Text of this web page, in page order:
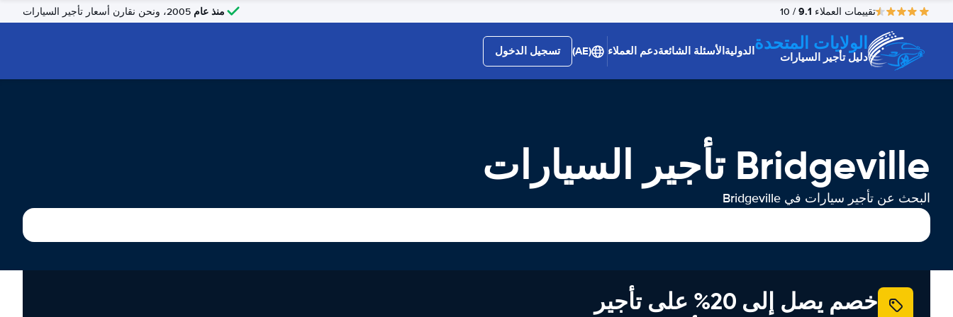
تقييمات العملاء 9.1
/ 10 منذ عام
الولايات المتحدة
دليل تأجير السيارات الدوليةالأسئلة الشائعةدعم العملاء (AE) تسجيل الدخول
Bridgeville تأجير السيارات
البحث عن تأجير سيارات في Bridgeville
خصم يصل إلى 20% على تأجير